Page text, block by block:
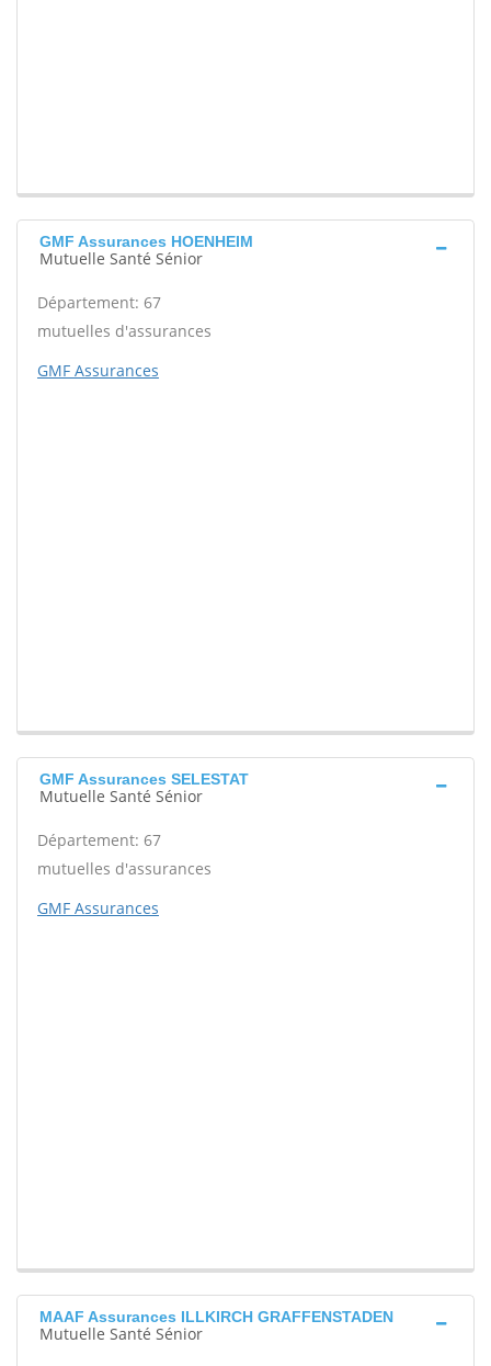
GMF Assurances HOENHEIM
Mutuelle Santé Sénior
Département: 67
mutuelles d'assurances
GMF Assurances
GMF Assurances SELESTAT
Mutuelle Santé Sénior
Département: 67
mutuelles d'assurances
GMF Assurances
MAAF Assurances ILLKIRCH GRAFFENSTADEN
Mutuelle Santé Sénior